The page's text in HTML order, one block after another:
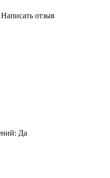
Написать отзыв
Да